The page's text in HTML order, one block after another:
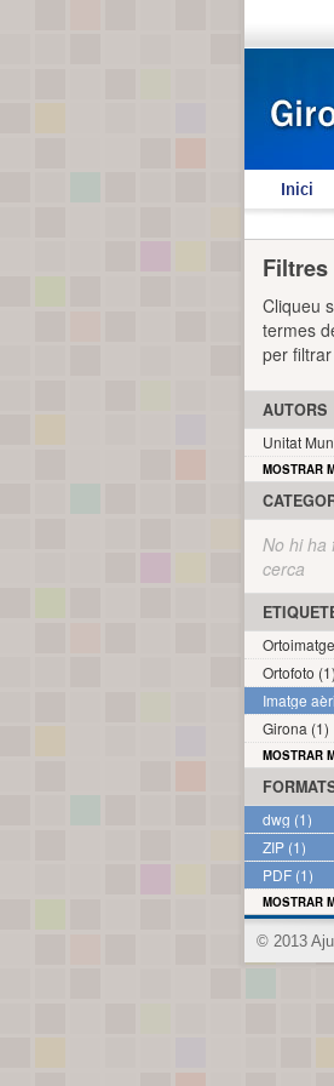
Inici
Filtres
Cliqueu
termes
per
AUTORS
Unitat
MOSTRAR
No hi ha
cerca
Ortofoto (1)
Imatge
Girona (1)
MOSTRAR
dwg (1)
ZIP (1)
PDF (1)
MOSTRAR
© 2013